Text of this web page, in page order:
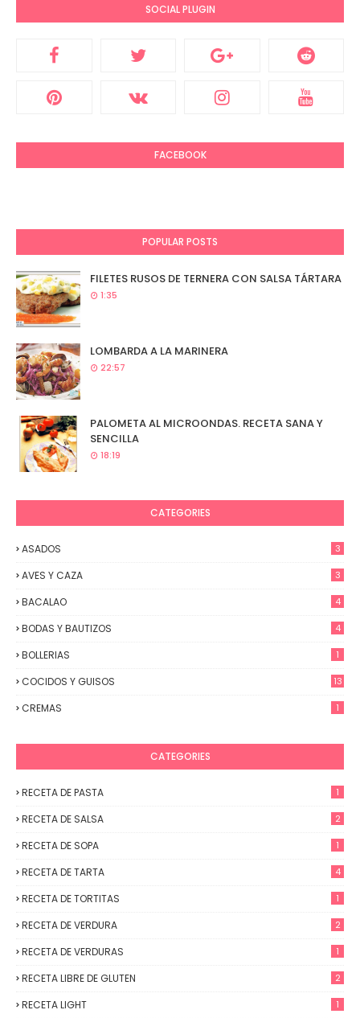
SOCIAL PLUGIN
FACEBOOK
POPULAR POSTS
FILETES RUSOS DE TERNERA CON SALSA TÁRTARA
1:35
LOMBARDA A LA MARINERA
22:57
PALOMETA AL MICROONDAS. RECETA SANA Y
SENCILLA
18:19
CATEGORIES
ASADOS 3
AVES Y CAZA 3
BACALAO 4
BODAS Y BAUTIZOS 4
BOLLERIAS 1
COCIDOS Y GUISOS 13
CREMAS 1
CATEGORIES
RECETA DE PASTA 1
RECETA DE SALSA 2
RECETA DE SOPA 1
RECETA DE TARTA 4
RECETA DE TORTITAS 1
RECETA DE VERDURA 2
RECETA DE VERDURAS 1
RECETA LIBRE DE GLUTEN 2
RECETA LIGHT 1